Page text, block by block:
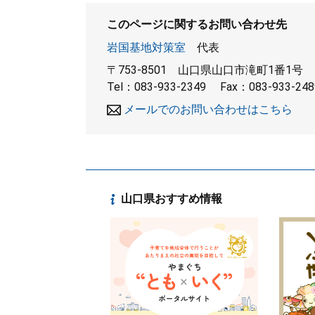
このページに関するお問い合わせ先
岩国基地対策室
代表
〒753-8501
山口県山口市滝町1番1号
Tel：083-933-2349
Fax：083-933-
メールでのお問い合わせはこちら
山口県おすすめ情報